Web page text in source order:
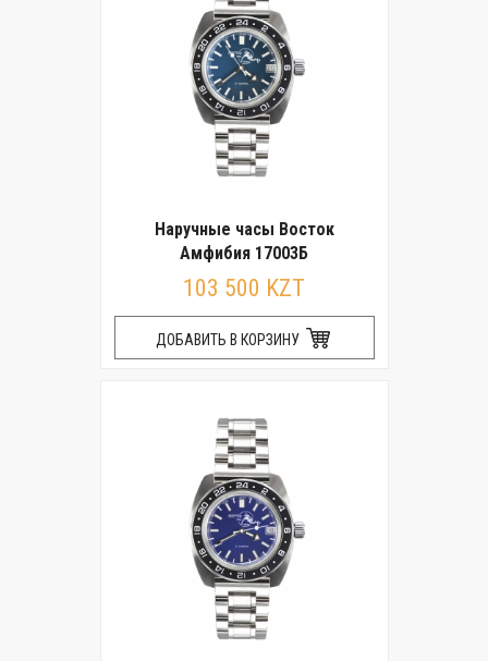
Наручные часы Восток
Амфибия 17003Б
103 500 KZT
ДОБАВИТЬ В КОРЗИНУ